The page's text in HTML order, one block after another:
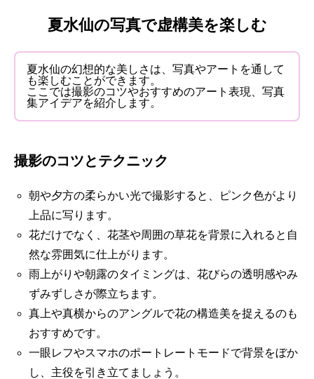
夏水仙の写真で虚構美を楽しむ
夏水仙の幻想的な美しさは、写真やアートを通して
も楽しむことができます。
ここでは撮影のコツやおすすめのアート表現、写真
集アイデアを紹介します。
撮影のコツとテクニック
朝や夕方の柔らかい光で撮影すると、ピンク色がより
上品に写ります。
花だけでなく、花茎や周囲の草花を背景に入れると自
然な雰囲気に仕上がります。
雨上がりや朝露のタイミングは、花びらの透明感やみ
ずみずしさが際立ちます。
真上や真横からのアングルで花の構造美を捉えるのも
おすすめです。
一眼レフやスマホのポートレートモードで背景をぼか
し、主役を引き立てましょう。